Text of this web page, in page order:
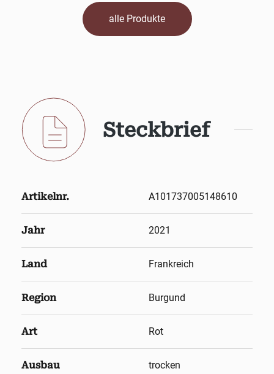
alle Produkte
Steckbrief
Artikelnr. A101737005148610
Jahr 2021
Land Frankreich
Region Burgund
Art Rot
Ausbau trocken